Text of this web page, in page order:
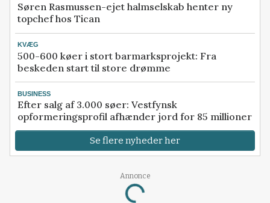
Søren Rasmussen-ejet halmselskab henter ny
topchef hos Tican
KVÆG
500-600 køer i stort barmarksprojekt: Fra
beskeden start til store drømme
BUSINESS
Efter salg af 3.000 søer: Vestfynsk
opformeringsprofil afhænder jord for 85 millioner
Se flere nyheder her
Annonce
Loading...